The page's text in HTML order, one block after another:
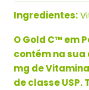
Ingredientes:
O Gold C™ em
contém na sua
mg de
de classe